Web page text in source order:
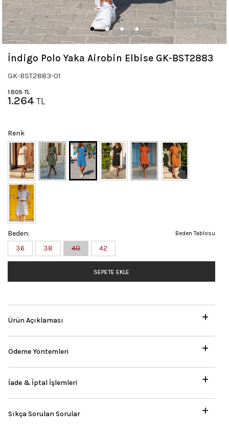
İndigo Polo Yaka Airobin Elbise GK-BST2883
GK-BST2883-01
1.805TL
1.264 TL
Renk
Beden Tablosu
Beden:
36
38 40 42
SEPETE EKLE
Ürün Açıklaması
Ödeme Yöntemleri
İade & İptal İşlemleri
Sıkça Sorulan Sorular